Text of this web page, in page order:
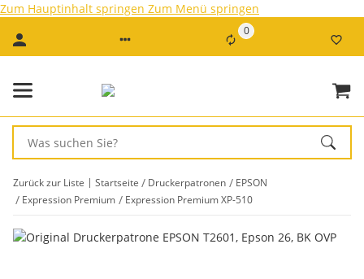
Zum Hauptinhalt springen Zum Menü springen
0
Zurück zur Liste Startseite Druckerpatronen
EPSON
Expression Premium
Expression Premium XP-510